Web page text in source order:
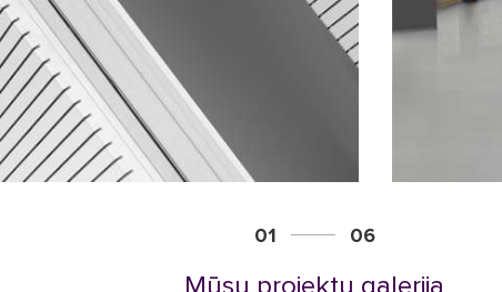
01 06